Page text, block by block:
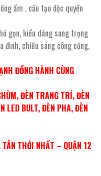
ẩm , cấu tạo độc quyền
gọn, kiểu dáng sang trọng
đình, chiếu sáng công cộng,
ĐỒNG HÀNH CÙNG
ĐÈN TRANG TRÍ, ĐÈN
LED BULT, ĐÈN PHA, ĐÈN
THỚI NHẤT – QUẬN 12